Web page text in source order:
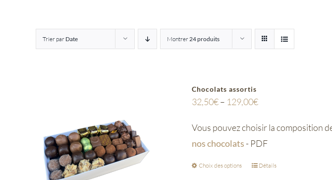
Trier par Date Montrer24 produits
Chocolats assortis
32,50€– 129,00€
Vous pouvez choisir la composition
nos chocolats - PDF
Choix des options Détails